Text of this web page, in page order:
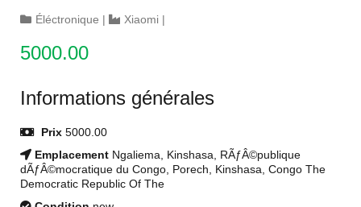
Éléctronique | Xiaomi |
5000.00
Informations générales
Prix 5000.00
Emplacement Ngaliema, Kinshasa, RÃƒÂ©publique
dÃƒÂ©mocratique du Congo, Porech, Kinshasa, Congo The
Democratic Republic Of The